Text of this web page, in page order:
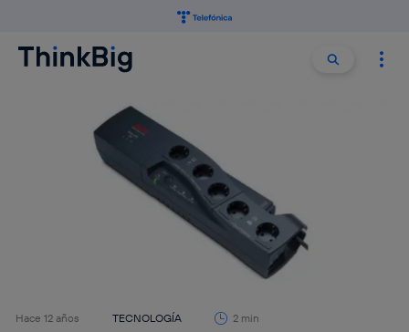
Buscar
Hace 12 años TECNOLOGÍA 2 min